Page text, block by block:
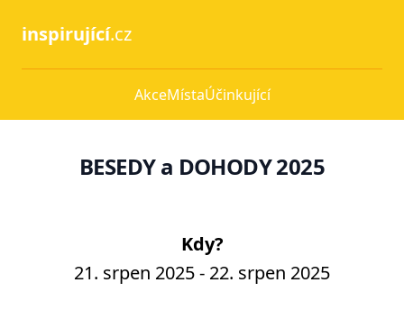
inspirující.cz
AkceMístaÚčinkující
BESEDY a DOHODY 2025
Kdy?
21. srpen 2025- 22. srpen 2025